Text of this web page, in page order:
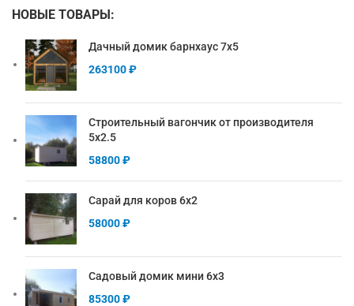
НОВЫЕ ТОВАРЫ:
Дачный домик барнхаус 7х5
263100₽
Строительный вагончик от производителя
5х2.5
58800₽
Сарай для коров 6х2
58000₽
Садовый домик мини 6х3
85300₽